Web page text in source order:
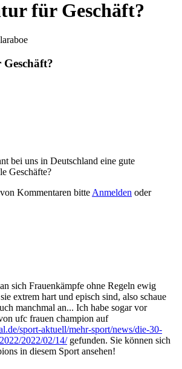
für Geschäft?
bei uns in Deutschland eine gute
Geschäfte?
Kommentaren bitte Anmelden oder
sich Frauenkämpfe ohne Regeln ewig
extrem hart und episch sind, also schaue
manchmal an... Ich habe sogar vor
ufc frauen champion auf
sport-aktuell/mehr-sport/news/die-30-
2022/02/14/gefunden. Sie können sich
in diesem Sport ansehen!